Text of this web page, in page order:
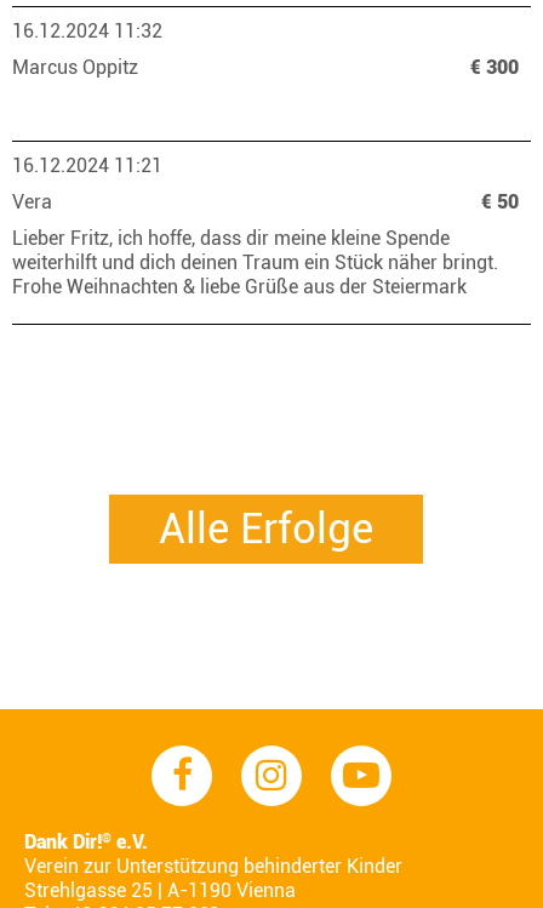
16.12.2024 11:32
Marcus Oppitz
€ 300
16.12.2024 11:21
Vera
€ 50
Lieber Fritz, ich hoffe, dass dir meine kleine Spende
weiterhilft und dich deinen Traum ein Stück näher bringt.
Frohe Weihnachten & liebe Grüße aus der Steiermark
Alle Erfolge
Dank Dir!® e.V.
Verein zur Unterstützung behinderter Kinder
Strehlgasse 25 | A-1190 Vienna